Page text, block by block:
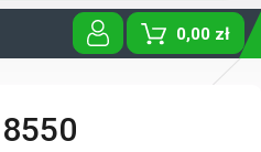
0,00 zł
Toggle